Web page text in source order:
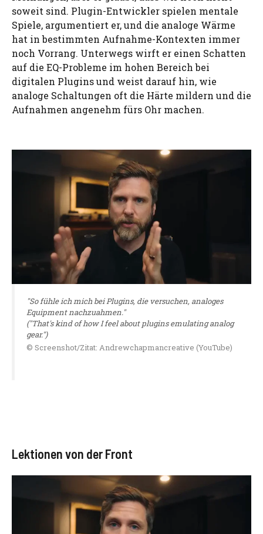
soweit sind. Plugin-Entwickler spielen mentale
Spiele, argumentiert er, und die analoge Wärme
hat in bestimmten Aufnahme-Kontexten immer
noch Vorrang. Unterwegs wirft er einen Schatten
auf die EQ-Probleme im hohen Bereich bei
digitalen Plugins und weist darauf hin, wie
analoge Schaltungen oft die Härte mildern und die
Aufnahmen angenehm fürs Ohr machen.
"So fühle ich mich bei Plugins, die versuchen, analoges
Equipment nachzuahmen."
("That's kind of how I feel about plugins emulating analog
gear.")
© Screenshot/Zitat: Andrewchapmancreative (YouTube)
Lektionen von der Front